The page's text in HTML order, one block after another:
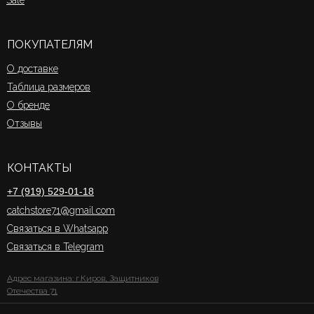
ПОКУПАТЕЛЯМ
КОНТАКТЫ
О доставке
+7 (919) 529-01-18
О бренде
Связаться в Whatsapp
Таблица размеров
catchstore71@gmail.com
Отзывы
Связаться в Telegram
Адрес магазина: г.Киров, Защитников
Отечества 71